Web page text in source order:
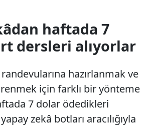
haftada 7
dersleri alıyorlar
hazırlanmak ve
için farklı bir yönteme
7 dolar ödedikleri
zekâ botları aracılığıyla